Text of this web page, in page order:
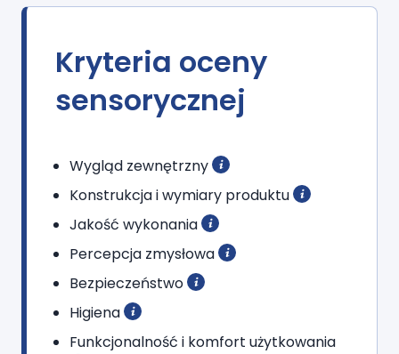
Kryteria oceny
sensorycznej
Wygląd zewnętrzny
Konstrukcja i wymiary produktu
Jakość wykonania
Percepcja zmysłowa
Bezpieczeństwo
Higiena
Funkcjonalność i komfort użytkowania